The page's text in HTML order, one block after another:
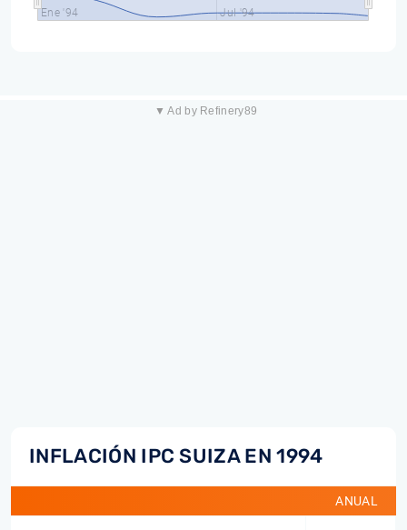
Ene '94 Jul '94
▼ Ad by Refinery89
INFLACIÓN IPC SUIZA EN 1994
ANUAL